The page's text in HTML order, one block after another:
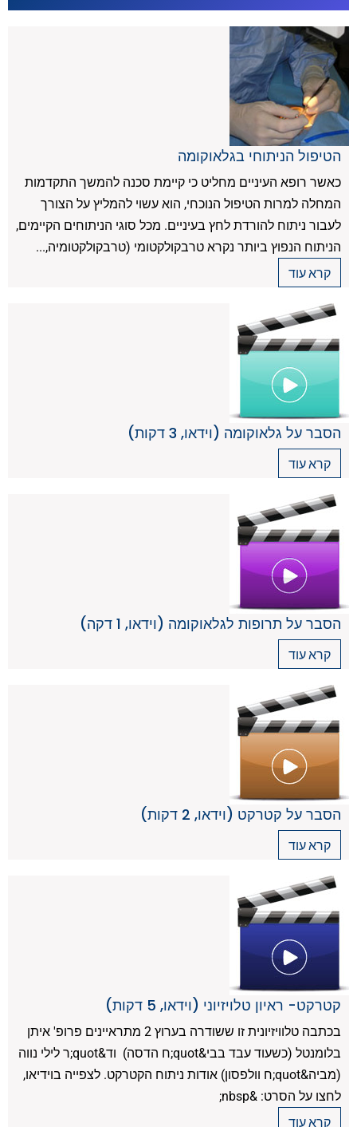
הטיפול הניתוחי בגלאוקומה
כאשר רופא העיניים מחליט כי קיימת סכנה להמשך התקדמות
המחלה למרות הטיפול הנוכחי, הוא עשוי להמליץ על הצורך
לעבור ניתוח להורדת לחץ בעיניים. מכל סוגי הניתוחים הקיימים,
הניתוח הנפוץ ביותר נקרא טרבקולקטומי (טרבקולקטומיה,...
קרא עוד
הסבר על גלאוקומה (וידאו, 3 דקות)
קרא עוד
הסבר על תרופות לגלאוקומה (וידאו, 1 דקה)
קרא עוד
הסבר על קטרקט (וידאו, 2 דקות)
קרא עוד
קטרקט- ראיון טלויזיוני (וידאו, 5 דקות)
בכתבה טלוויזיונית זו ששודרה בערוץ 2 מתראיינים פרופ' איתן
בלומנטל (כשעוד עבד בבי&quot;ח הדסה) וד&quot;ר לילי נווה
(מביה&quot;ח וולפסון) אודות ניתוח הקטרקט. לצפייה בוידיאו,
לחצו על הסרט: &nbsp;
קרא עוד